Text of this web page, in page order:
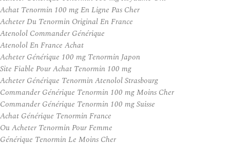
Achat Tenormin 100 mg En Ligne Pas Cher
Acheter Du Tenormin Original En France
Atenolol Commander Générique
Atenolol En France Achat
Acheter Générique 100 mg Tenormin Japon
Site Fiable Pour Achat Tenormin 100 mg
Acheter Générique Tenormin Atenolol Strasbourg
Commander Générique Tenormin 100 mg Moins Cher
Commander Générique Tenormin 100 mg Suisse
Achat Générique Tenormin France
Ou Acheter Tenormin Pour Femme
Générique Tenormin Le Moins Cher